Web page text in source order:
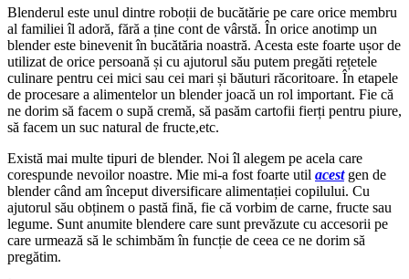
Blenderul este unul dintre roboții de bucătărie pe care orice membru
al familiei îl adoră, fără a ține cont de vârstă. În orice anotimp un
blender este binevenit în bucătăria noastră. Acesta este foarte ușor de
utilizat de orice persoană și cu ajutorul său putem pregăti rețetele
culinare pentru cei mici sau cei mari și băuturi răcoritoare. În etapele
de procesare a alimentelor un blender joacă un rol important. Fie că
ne dorim să facem o supă cremă, să pasăm cartofii fierți pentru piure,
să facem un suc natural de fructe,etc.
Există mai multe tipuri de blender. Noi îl alegem pe acela care
corespunde nevoilor noastre. Mie mi-a fost foarte util acestgen de
blender când am început diversificare alimentației copilului. Cu
ajutorul său obținem o pastă fină, fie că vorbim de carne, fructe sau
legume. Sunt anumite blendere care sunt prevăzute cu accesorii pe
care urmează să le schimbăm în funcție de ceea ce ne dorim să
pregătim.